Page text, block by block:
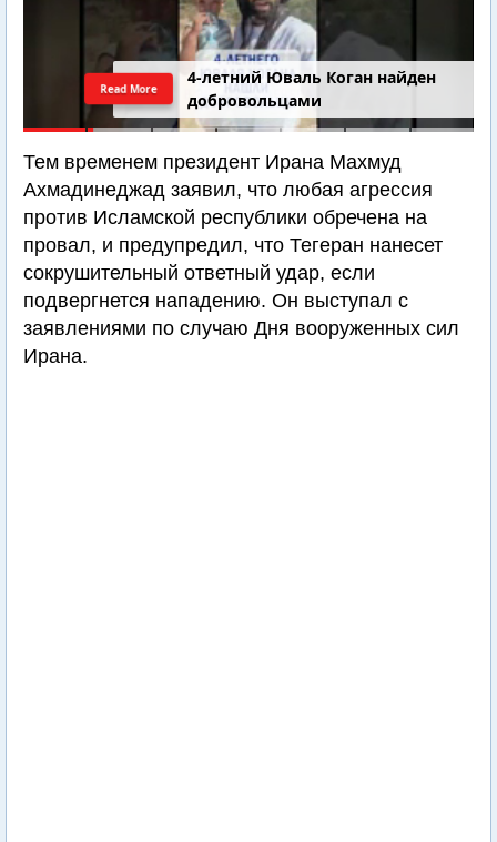
4-летний Юваль Коган найден
добровольцами
Read More
Тем временем президент Ирана Махмуд
Ахмадинеджад заявил, что любая агрессия
против Исламской республики обречена на
провал, и предупредил, что Тегеран нанесет
сокрушительный ответный удар, если
подвергнется нападению. Он выступал с
заявлениями по случаю Дня вооруженных сил
Ирана.